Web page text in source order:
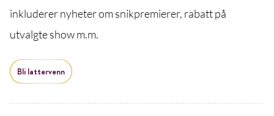
inkluderer nyheter om snikpremierer, rabatt på
utvalgte show m.m.
Bli lattervenn